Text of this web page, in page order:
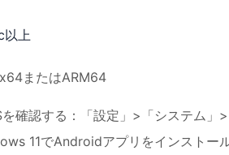
以上
またはARM64
確認する：「設定」>「システム」
11でAndroidアプリをインストー